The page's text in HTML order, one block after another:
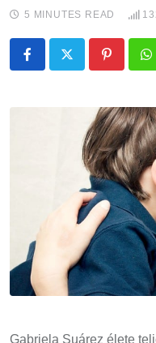
5 MINUTES READ
Pinterest
Gabriela Suárez élete